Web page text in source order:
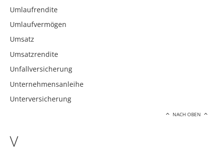
Umlaufrendite
Umlaufvermögen
Umsatz
Umsatzrendite
Unfallversicherung
Unternehmensanleihe
Unterversicherung
NACH OBEN
V